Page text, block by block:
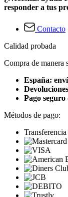
responder a tus
Contacto
Calidad probada
Compra de manera
España:
Pago seguro
Métodos de pago: